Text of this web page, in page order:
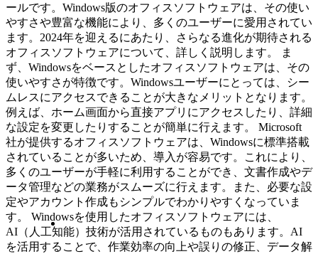
ールです。Windows版のオフィスソフトウェアは、その使い
やすさや豊富な機能により、多くのユーザーに愛用されてい
ます。2024年を迎えるにあたり、さらなる進化が期待される
オフィスソフトウェアについて、詳しく説明します。 ま
ず、Windowsをベースとしたオフィスソフトウェアは、その
使いやすさが特徴です。Windowsユーザーにとっては、シー
ムレスにアクセスできることが大きなメリットとなります。
例えば、ホーム画面から直接アプリにアクセスしたり、詳細
な設定を変更したりすることが簡単に行えます。 Microsoft
社が提供するオフィスソフトウェアは、Windowsに標準搭載
されていることが多いため、導入が容易です。これにより、
多くのユーザーが手軽に利用することができ、文書作成やデ
ータ管理などの業務がスムーズに行えます。また、必要な設
定やアカウント作成もシンプルでわかりやすくなっていま
す。 Windowsを使用したオフィスソフトウェアには、
AI（人工知能）技術が活用されているものもあります。AI
を活用することで、作業効率の向上や誤りの修正、データ解